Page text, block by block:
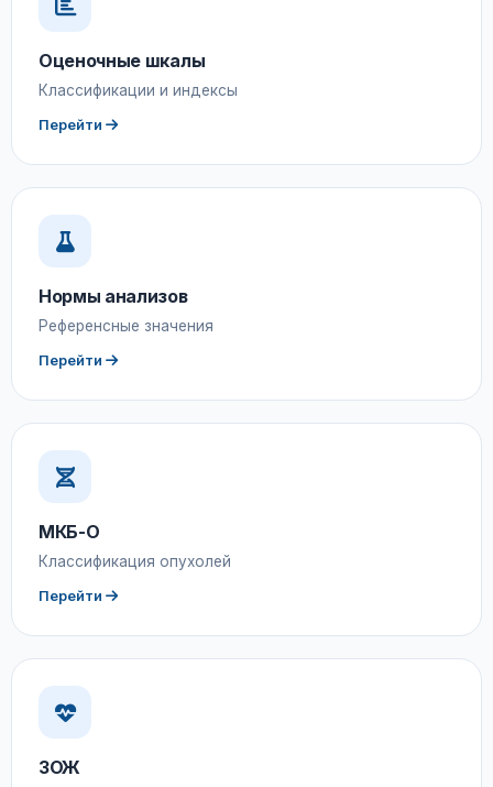
Оценочные шкалы
Классификации и индексы
Перейти
Нормы анализов
Референсные значения
Перейти
МКБ-О
Классификация опухолей
Перейти
ЗОЖ